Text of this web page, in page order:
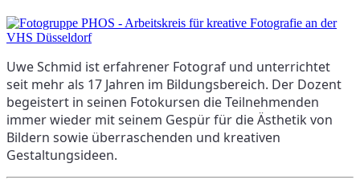
Uwe Schmid ist erfahrener Fotograf und unterrichtet
seit mehr als 17 Jahren im Bildungsbereich. Der Dozent
begeistert in seinen Fotokursen die Teilnehmenden
immer wieder mit seinem Gespür für die Ästhetik von
Bildern sowie überraschenden und kreativen
Gestaltungsideen.